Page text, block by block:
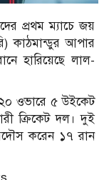
প্রথম ম্যাচে জয়
কাঠমান্ডুর আপার
হারিয়েছে লাল-
২০ ওভারে ৫ উইকেট
ক্রিকেট দল। দুই
করেন ১৭ রান